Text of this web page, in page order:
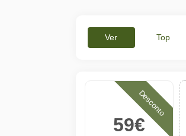
Ver Top
59€
Desconto